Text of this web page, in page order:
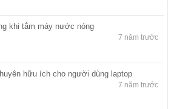
khi tắm máy nước nóng
7 năm trước
hữu ích cho người dùng laptop
7 năm trước